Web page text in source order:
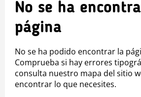
No se ha
página
No se ha podido encontrar la
Comprueba si hay errores
consulta nuestro mapa del sitio
encontrar lo que necesites.